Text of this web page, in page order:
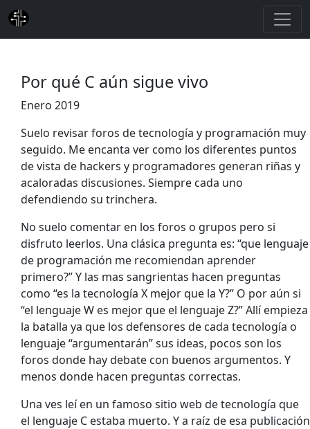
Por qué C aún sigue vivo
Enero 2019
Suelo revisar foros de tecnología y programación muy
seguido. Me encanta ver como los diferentes puntos
de vista de hackers y programadores generan riñas y
acaloradas discusiones. Siempre cada uno
defendiendo su trinchera.
No suelo comentar en los foros o grupos pero si
disfruto leerlos. Una clásica pregunta es: “que lenguaje
de programación me recomiendan aprender
primero?” Y las mas sangrientas hacen preguntas
como “es la tecnología X mejor que la Y?” O por aún si
“el lenguaje W es mejor que el lenguaje Z?” Allí empieza
la batalla ya que los defensores de cada tecnología o
lenguaje “argumentarán” sus ideas, pocos son los
foros donde hay debate con buenos argumentos. Y
menos donde hacen preguntas correctas.
Una ves leí en un famoso sitio web de tecnología que
el lenguaje C estaba muerto. Y a raíz de esa publicación